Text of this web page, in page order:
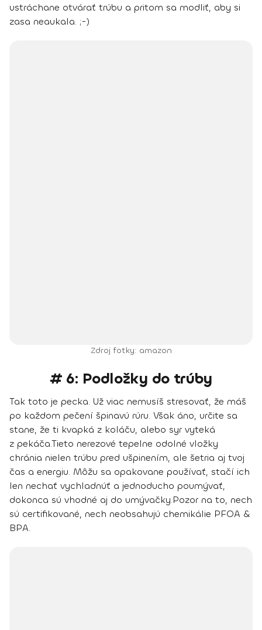
ustráchane otvárať trúbu a pritom sa modliť, aby si
zasa neaukala. ;-)
Zdroj fotky: amazon
# 6: Podložky do trúby
Tak toto je pecka. Už viac nemusíš stresovať, že máš
po každom pečení špinavú rúru. Však áno, určite sa
stane, že ti kvapká z koláču, alebo syr vyteká
z pekáča.Tieto nerezové tepelne odolné vložky
chránia nielen trúbu pred ušpinením, ale šetria aj tvoj
čas a energiu. Môžu sa opakovane používať, stačí ich
len nechať vychladnúť a jednoducho poumývať,
dokonca sú vhodné aj do umývačky.Pozor na to, nech
sú certifikované, nech neobsahujú chemikálie PFOA &
BPA.